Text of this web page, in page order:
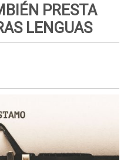
PRESTA
LENGUAS